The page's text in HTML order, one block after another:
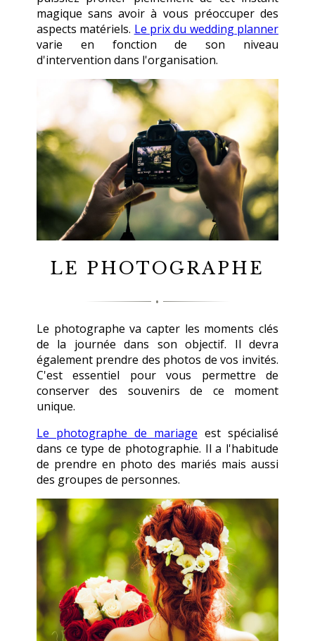
magique sans avoir à vous préoccuper des
aspects matériels. Le prix du wedding planner
varie en fonction de son niveau
d'intervention dans l'organisation.
LE PHOTOGRAPHE
Le photographe va capter les moments clés
de la journée dans son objectif. Il devra
également prendre des photos de vos invités.
C'est essentiel pour vous permettre de
conserver des souvenirs de ce moment
unique.
Le photographe de mariage est spécialisé
dans ce type de photographie. Il a l'habitude
de prendre en photo des mariés mais aussi
des groupes de personnes.